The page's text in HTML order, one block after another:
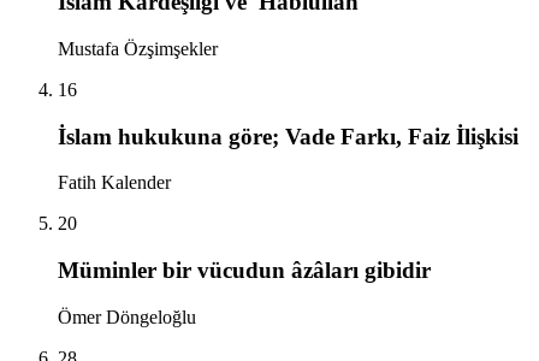
Mustafa Özşimşekler
16
İslam hukukuna göre; Vade Farkı, Faiz İlişkisi
Fatih Kalender
20
Müminler bir vücudun âzâları gibidir
Ömer Döngeloğlu